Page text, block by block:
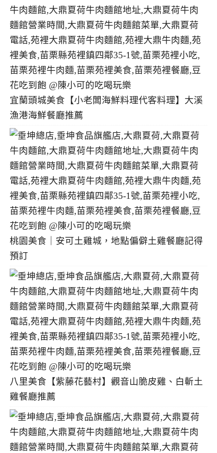
宜蘭頭城美食【小老闆海鮮料理代客料理】大溪
漁港海鮮餐廳推薦
桃園美食｜安可土雞城，地點偏僻土雞餐廳記得
預訂
八里美食【紫藤花藝村】觀音山脆皮雞、白斬土
雞餐廳推薦